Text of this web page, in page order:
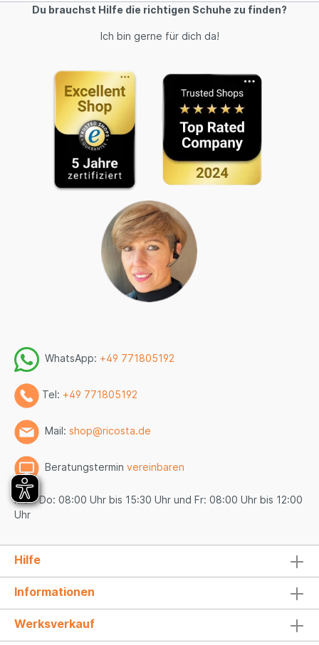
Du brauchst Hilfe die richtigen Schuhe zu finden?
Ich bin gerne für dich da!
WhatsApp: +49 771805192
Tel: +49 771805192
Mail: shop@ricosta.de
Beratungstermin vereinbaren
Mo - Do: 08:00 Uhr bis 15:30 Uhr und Fr: 08:00 Uhr bis 12:00
Uhr
Hilfe
Informationen
Werksverkauf